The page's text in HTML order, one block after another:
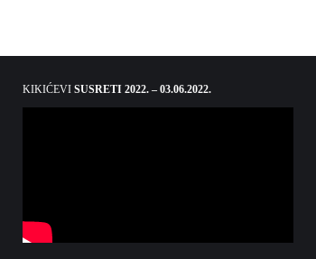
KIKIĆEVI SUSRETI 2022. – 03.06.2022.